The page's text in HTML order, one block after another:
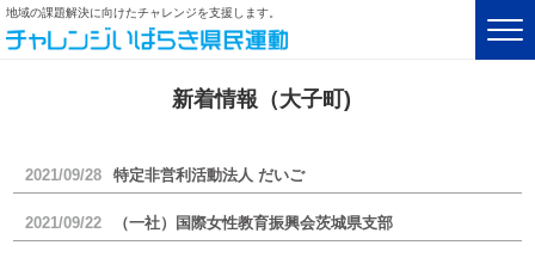
地域の課題解決に向けたチャレンジを支援します。
新着情報（大子町)
2021/09/28 特定非営利活動法人 だいご
2021/09/22 （一社）国際女性教育振興会茨城県支部